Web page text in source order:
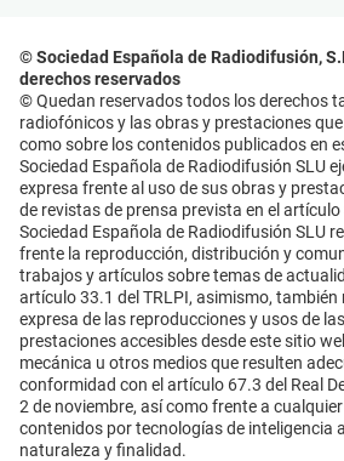
© Sociedad Española de Radiodifusión,
derechos reservados
© Quedan reservados todos los derechos
radiofónicos y las obras y prestaciones
como sobre los contenidos publicados en
Sociedad Española de Radiodifusión SLU
expresa frente al uso de sus obras y
de revistas de prensa prevista en el artículo
Sociedad Española de Radiodifusión SLU
frente la reproducción, distribución y
trabajos y artículos sobre temas de
artículo 33.1 del TRLPI, asimismo, también
expresa de las reproducciones y usos de
prestaciones accesibles desde este sitio
mecánica u otros medios que resulten
conformidad con el artículo 67.3 del Real
2 de noviembre, así como frente a
contenidos por tecnologías de inteligencia
naturaleza y finalidad.